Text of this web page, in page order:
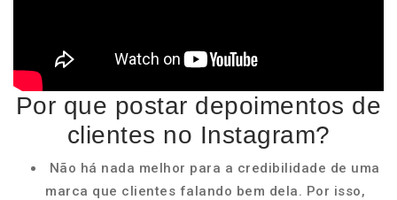
Por que postar depoimentos de
clientes no Instagram?
Não há nada melhor para a credibilidade de uma
marca que clientes falando bem dela. Por isso,